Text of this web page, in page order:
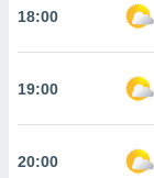
18:00
19:00
20:00